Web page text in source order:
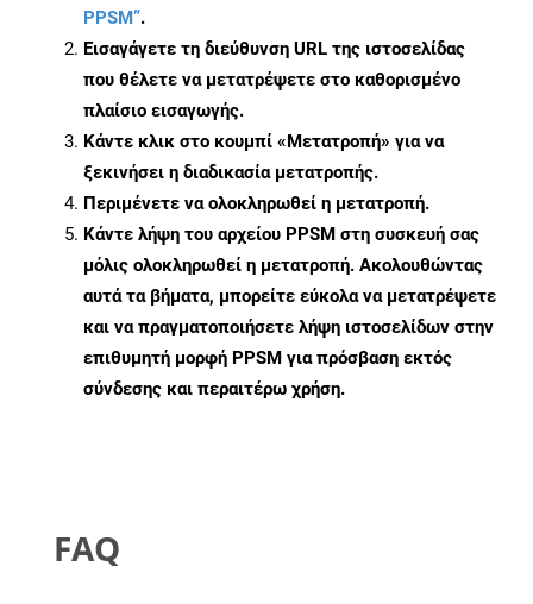
PPSM”.
Εισαγάγετε τη διεύθυνση URL της ιστοσελίδας
που θέλετε να μετατρέψετε στο καθορισμένο
πλαίσιο εισαγωγής.
Κάντε κλικ στο κουμπί «Μετατροπή» για να
ξεκινήσει η διαδικασία μετατροπής.
Περιμένετε να ολοκληρωθεί η μετατροπή.
Κάντε λήψη του αρχείου PPSM στη συσκευή σας
μόλις ολοκληρωθεί η μετατροπή. Ακολουθώντας
αυτά τα βήματα, μπορείτε εύκολα να μετατρέψετε
και να πραγματοποιήσετε λήψη ιστοσελίδων στην
επιθυμητή μορφή PPSM για πρόσβαση εκτός
σύνδεσης και περαιτέρω χρήση.
FAQ